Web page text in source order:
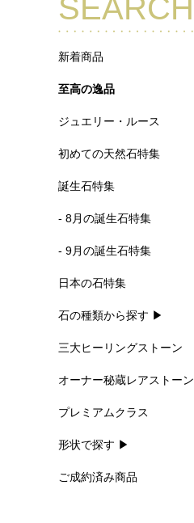
SEARCH
新着商品
至高の逸品
ジュエリー・ルース
初めての天然石特集
誕生石特集
- 8月の誕生石特集
- 9月の誕生石特集
日本の石特集
石の種類から探す ▶
三大ヒーリングストーン
オーナー秘蔵レアストーン
プレミアムクラス
形状で探す ▶
ご成約済み商品